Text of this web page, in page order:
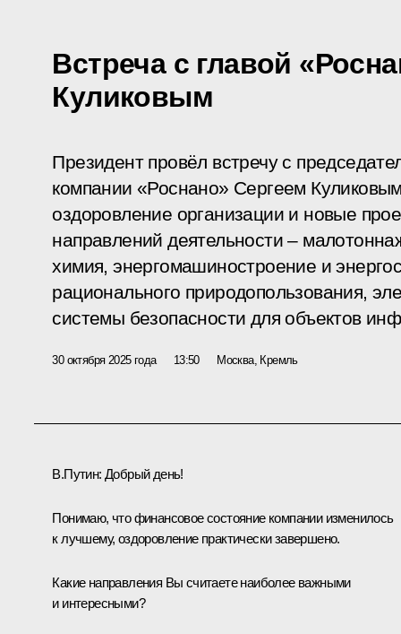
Встреча с главой
Куликовым
Президент провёл встречу с
компании «Роснано» Сергеем
оздоровление организации и новые
направлений деятельности –
химия, энергомашиностроение и
рационального природопользования,
системы безопасности для объектов
30 октября 2025 года 13:50 Москва, Кремль
В.Путин: Добрый день!
Понимаю, что финансовое состояние компании изменилось
к лучшему, оздоровление практически завершено.
Какие направления Вы считаете наиболее важными
и интересными?